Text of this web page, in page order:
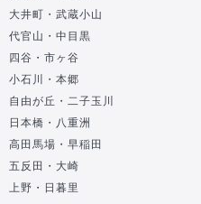
大井町・武蔵小山
代官山・中目黒
四谷・市ヶ谷
小石川・本郷
自由が丘・二子玉川
日本橋・八重洲
高田馬場・早稲田
五反田・大崎
上野・日暮里